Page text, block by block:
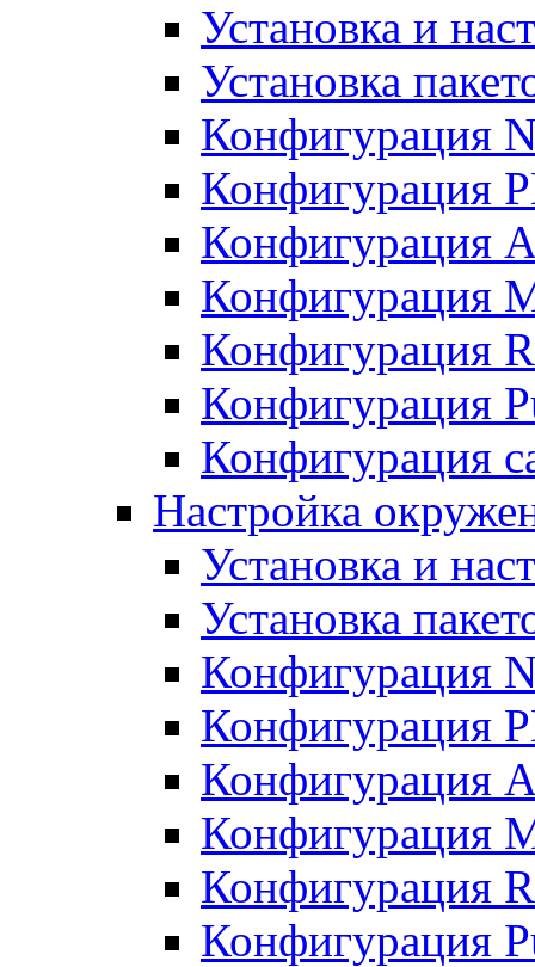
Установка и
Установка
Конфигурация
Конфигурация
Конфигурация
Конфигурация
Конфигурация
Конфигурация
Конфигурация
Настройка
Установка и
Установка
Конфигурация
Конфигурация
Конфигурация
Конфигурация
Конфигурация
Конфигурация